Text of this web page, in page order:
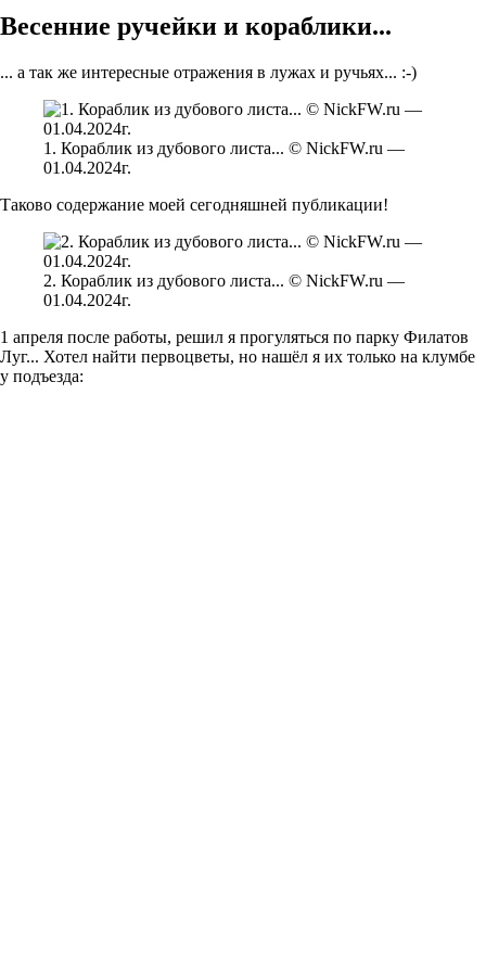
Весенние ручейки и кораблики...
... а так же интересные отражения в лужах и ручьях... :-)
1. Кораблик из дубового листа... © NickFW.ru —
01.04.2024г.
Таково содержание моей сегодняшней публикации!
2. Кораблик из дубового листа... © NickFW.ru —
01.04.2024г.
1 апреля после работы, решил я прогуляться по парку Филатов
Луг... Хотел найти первоцветы, но нашёл я их только на клумбе
у подъезда: